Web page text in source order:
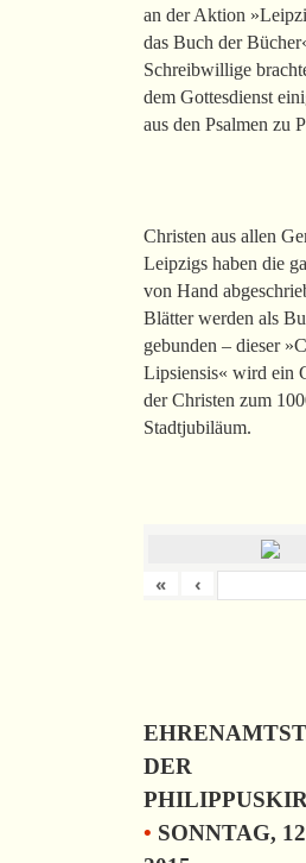
an der Aktion
das Buch der
Schreibwillige
dem Gottesdienst
aus den Psalmen zu
Christen aus allen
Leipzigs haben die
von Hand
Blätter werden als
gebunden – dieser
Lipsiensis« wird ein
der Christen zum
Stadtjubiläum.
« ‹
DER
• SONNTAG,